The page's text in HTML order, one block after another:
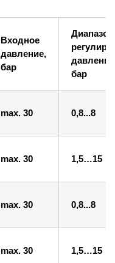
Входное
давление,
бар
Диапазон
бар
max. 30 0,8...8
max. 30 1,5…15
max. 30 0,8...8
max. 30 1,5…15